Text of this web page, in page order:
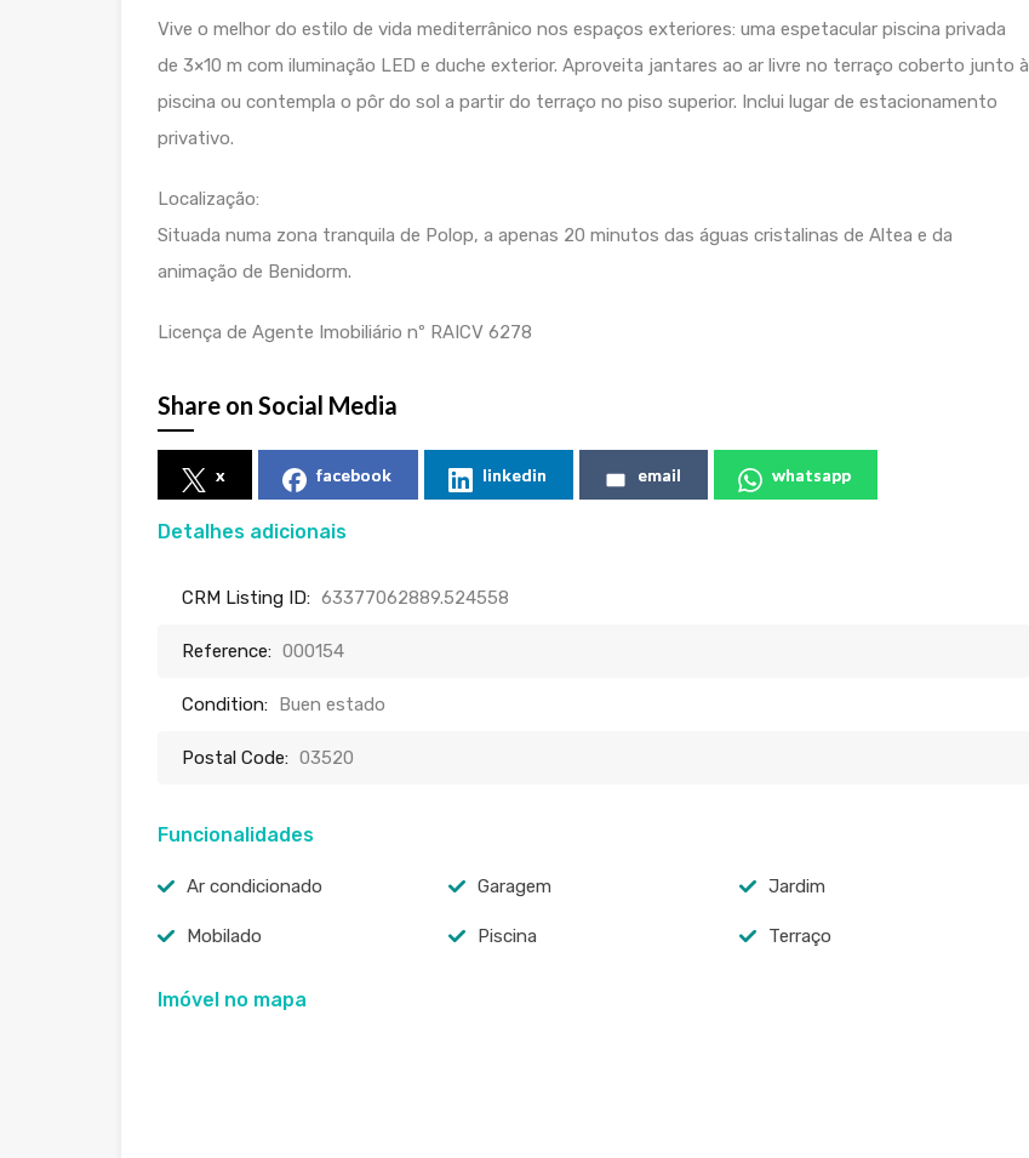
Vive o melhor do estilo de vida mediterrânico nos espaços exteriores: uma espetacular piscina privada
de 3×10 m com iluminação LED e duche exterior. Aproveita jantares ao ar livre no terraço coberto junto à
piscina ou contempla o pôr do sol a partir do terraço no piso superior. Inclui lugar de estacionamento
privativo.
Localização:
Situada numa zona tranquila de Polop, a apenas 20 minutos das águas cristalinas de Altea e da
animação de Benidorm.
Licença de Agente Imobiliário nº RAICV 6278
Share on Social Media
x facebook linkedin email whatsapp
Detalhes adicionais
CRM Listing ID: 63377062889.524558
Reference: 000154
Condition: Buen estado
Postal Code: 03520
Funcionalidades
Ar condicionado Garagem Jardim
Mobilado Piscina Terraço
Imóvel no mapa